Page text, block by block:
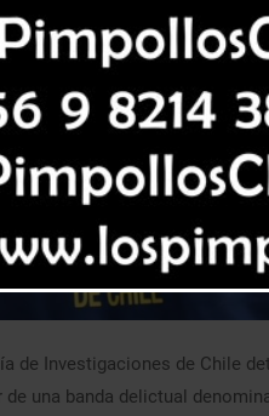
de Investigaciones de Chile
una banda delictual